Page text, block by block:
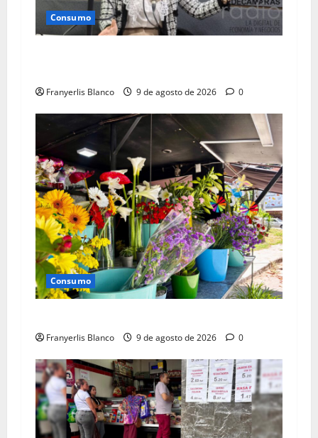
Consumo
Franyerlis Blanco 9 de agosto de 2026 0
Consumo
Franyerlis Blanco 9 de agosto de 2026 0